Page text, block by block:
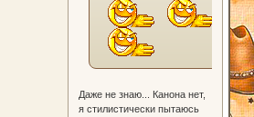
Даже не знаю... Канона нет,
я стилистически пытаюсь